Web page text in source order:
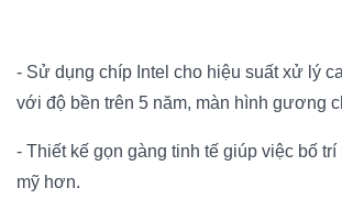
- Sử dụng chíp Intel cho hiệu suất xử lý
với độ bền trên 5 năm, màn hình gương
- Thiết kế gọn gàng tinh tế giúp việc bố
mỹ hơn.